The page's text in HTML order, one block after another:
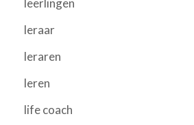
leraar
leraren
leren
life coach